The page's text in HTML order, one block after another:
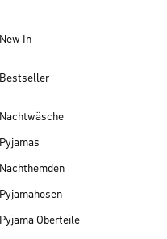
New In
Bestseller
Nachtwäsche
Pyjamas
Nachthemden
Pyjamahosen
Pyjama Oberteile